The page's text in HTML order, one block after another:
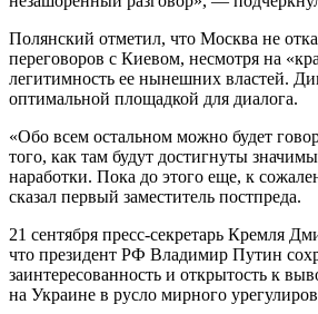
Полянский отметил, что Москва не
переговоров с Киевом, несмотря на
легитимность ее нынешних властей.
оптимальной площадкой для диалога.
«Обо всем остальном можно будет
того, как там будут достигнуты
наработки. Пока до этого еще, к
сказал первый заместитель постпреда.
21 сентября пресс-секретарь Кремля
что президент РФ Владимир Путин
заинтересованность и открытость к
на Украине в русло мирного